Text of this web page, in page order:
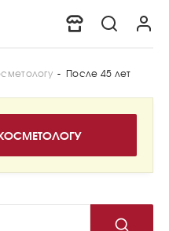
- После 45 лет